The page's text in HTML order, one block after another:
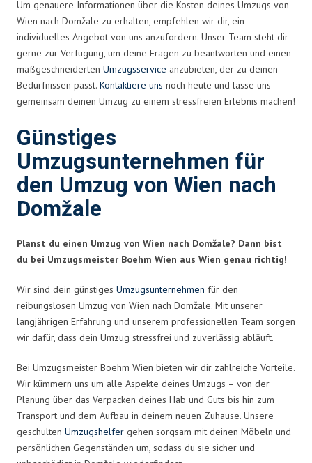
Um genauere Informationen über die Kosten deines Umzugs von
Wien nach Domžale zu erhalten, empfehlen wir dir, ein
individuelles Angebot von uns anzufordern. Unser Team steht dir
gerne zur Verfügung, um deine Fragen zu beantworten und einen
maßgeschneiderten Umzugsservice anzubieten, der zu deinen
Bedürfnissen passt. Kontaktiere uns noch heute und lasse uns
gemeinsam deinen Umzug zu einem stressfreien Erlebnis machen!
Günstiges
Umzugsunternehmen für
den Umzug von Wien nach
Domžale
Planst du einen Umzug von Wien nach Domžale? Dann bist
du bei Umzugsmeister Boehm Wien aus Wien genau richtig!
Wir sind dein günstiges Umzugsunternehmen für den
reibungslosen Umzug von Wien nach Domžale. Mit unserer
langjährigen Erfahrung und unserem professionellen Team sorgen
wir dafür, dass dein Umzug stressfrei und zuverlässig abläuft.
Bei Umzugsmeister Boehm Wien bieten wir dir zahlreiche Vorteile.
Wir kümmern uns um alle Aspekte deines Umzugs – von der
Planung über das Verpacken deines Hab und Guts bis hin zum
Transport und dem Aufbau in deinem neuen Zuhause. Unsere
geschulten Umzugshelfer gehen sorgsam mit deinen Möbeln und
persönlichen Gegenständen um, sodass du sie sicher und